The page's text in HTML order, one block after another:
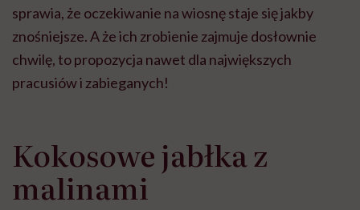
sprawia, że oczekiwanie na wiosnę staje się jakby
znośniejsze. A że ich zrobienie zajmuje dosłownie
chwilę, to propozycja nawet dla największych
pracusiów i zabieganych!
Kokosowe jabłka z
malinami